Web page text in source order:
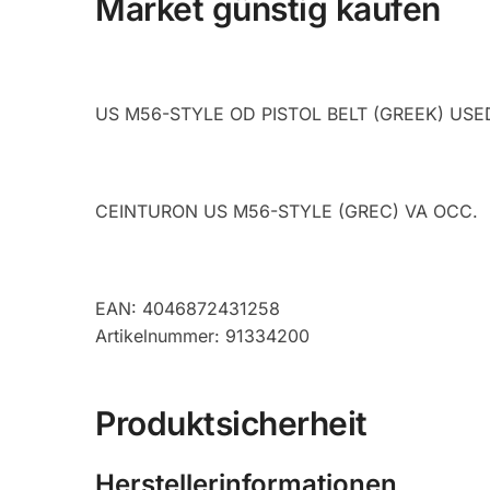
Market günstig kaufen
US M56-STYLE OD PISTOL BELT (GREEK)
CEINTURON US M56-STYLE (GREC) VA OCC.
EAN: 4046872431258
Artikelnummer: 91334200
Produktsicherheit